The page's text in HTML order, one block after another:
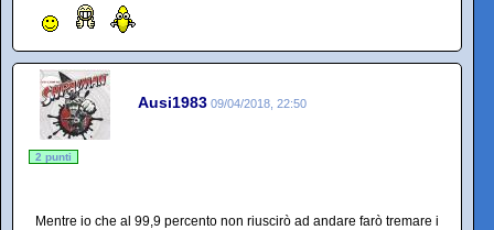
Ausi1983 09/04/2018, 22:50
2 punti
Mentre io che al 99,9 percento non riuscirò ad andare farò tremare i